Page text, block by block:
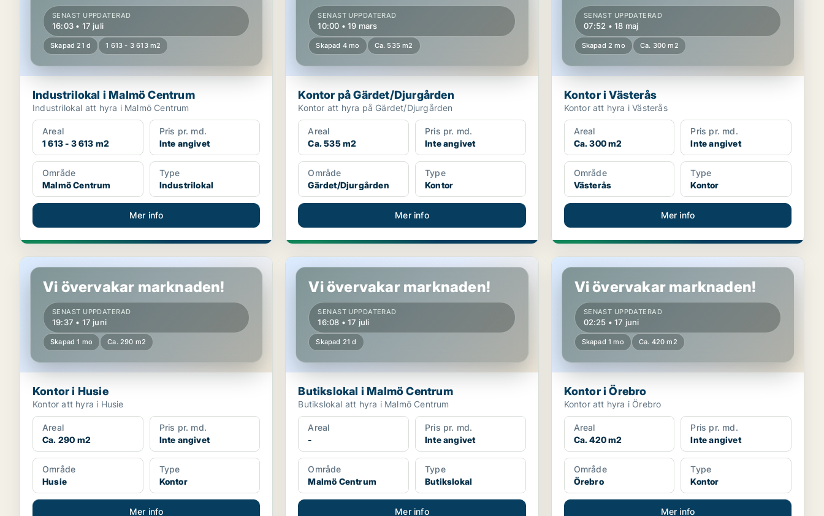
SENAST UPPDATERAD
16:03 • 17 juli
Skapad 21 d 1 613 - 3 613 m2
Industrilokal i Malmö Centrum
Industrilokal att hyra i Malmö Centrum
Areal
1 613 - 3 613 m2
Pris pr. md.
Inte angivet
Område
Malmö Centrum
Type
Industrilokal
Mer info
SENAST UPPDATERAD
10:00 • 19 mars
Skapad 4 mo Ca. 535 m2
Kontor på Gärdet/Djurgården
Kontor att hyra på Gärdet/Djurgården
Areal
Ca. 535 m2
Pris pr. md.
Inte angivet
Område
Gärdet/Djurgården
Type
Kontor
Mer info
SENAST UPPDATERAD
07:52 • 18 maj
Skapad 2 mo Ca. 300 m2
Kontor i Västerås
Kontor att hyra i Västerås
Areal
Ca. 300 m2
Pris pr. md.
Inte angivet
Område
Västerås
Type
Kontor
Mer info
Kontor i Husie
Vi övervakar marknaden!
SENAST UPPDATERAD
19:37 • 17 juni
Skapad 1 mo Ca. 290 m2
Kontor i Husie
Kontor att hyra i Husie
Areal
Ca. 290 m2
Pris pr. md.
Inte angivet
Område
Husie
Type
Kontor
Mer info
Butikslokal i Malmö Centrum
Vi övervakar marknaden!
SENAST UPPDATERAD
16:08 • 17 juli
Skapad 21 d
Butikslokal i Malmö Centrum
Butikslokal att hyra i Malmö Centrum
Areal
-
Pris pr. md.
Inte angivet
Område
Malmö Centrum
Type
Butikslokal
Mer info
Kontor i Örebro
Vi övervakar marknaden!
SENAST UPPDATERAD
02:25 • 17 juni
Skapad 1 mo Ca. 420 m2
Kontor i Örebro
Kontor att hyra i Örebro
Areal
Ca. 420 m2
Pris pr. md.
Inte angivet
Område
Örebro
Type
Kontor
Mer info